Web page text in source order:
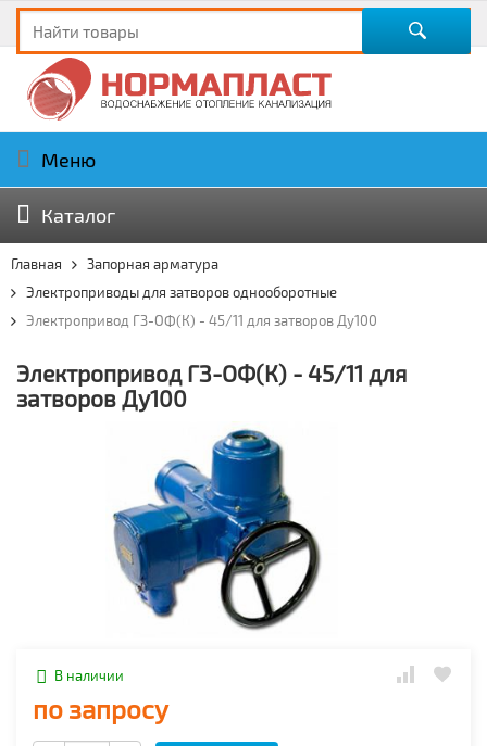
Меню
Каталог
Главная
Запорная арматура
Электроприводы для затворов однооборотные
Электропривод ГЗ-ОФ(К) - 45/11 для затворов Ду100
Электропривод ГЗ-ОФ(К) - 45/11 для
затворов Ду100
В наличии
по запросу